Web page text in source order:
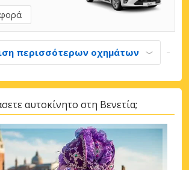
περισσότερων οχημάτων
αυτοκίνητο στη Βενετία;